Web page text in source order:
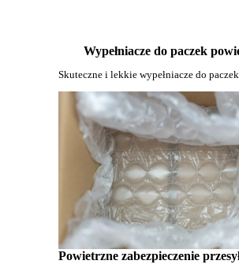
Wypełniacze do paczek
Skuteczne i lekkie wypełniacze do paczek.
Powietrzne zabezpieczenie